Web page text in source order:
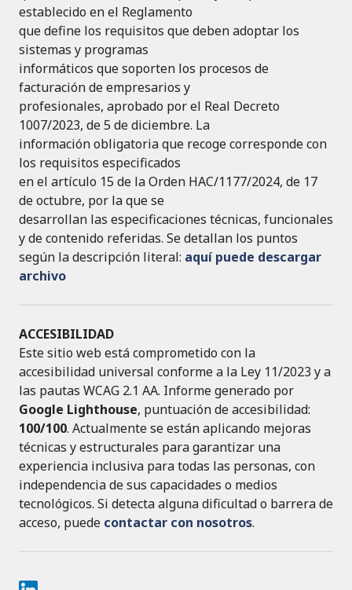
establecido en el Reglamento
que define los requisitos que deben adoptar los
sistemas y programas
informáticos que soporten los procesos de
facturación de empresarios y
profesionales, aprobado por el Real Decreto
1007/2023, de 5 de diciembre. La
información obligatoria que recoge corresponde con
los requisitos especificados
en el artículo 15 de la Orden HAC/1177/2024, de 17
de octubre, por la que se
desarrollan las especificaciones técnicas, funcionales
y de contenido referidas. Se detallan los puntos
según la descripción literal: aquí puede descargar
archivo
ACCESIBILIDAD
Este sitio web está comprometido con la
accesibilidad universal conforme a la Ley 11/2023 y a
las pautas WCAG 2.1 AA. Informe generado por
Google Lighthouse, puntuación de accesibilidad:
100/100. Actualmente se están aplicando mejoras
técnicas y estructurales para garantizar una
experiencia inclusiva para todas las personas, con
independencia de sus capacidades o medios
tecnológicos. Si detecta alguna dificultad o barrera de
acceso, puede contactar con nosotros.